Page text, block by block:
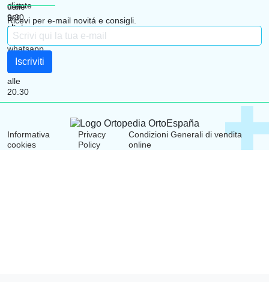
Ricevi per e-mail novitá e consigli.
Informativa
cookies
Privacy
Policy
Condizioni Generali di vendita
online